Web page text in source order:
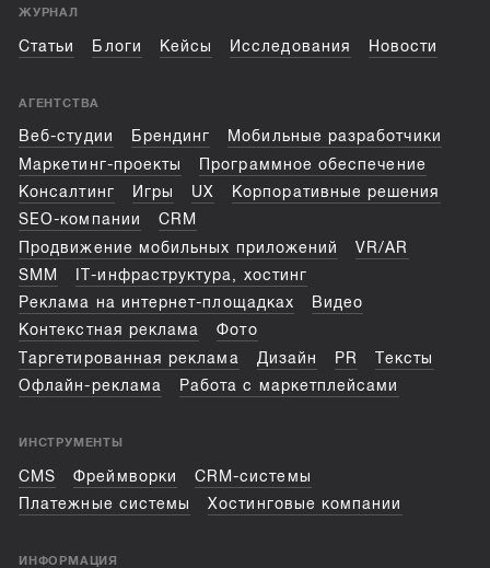
ЖУРНАЛ
Статьи Блоги Кейсы Исследования Новости
АГЕНТСТВА
Веб-студии Брендинг
Мобильные разработчики
Маркетинг-проекты
Программное обеспечение
Консалтинг
Игры UX
Корпоративные решения
SEO-компании
CRM
Продвижение мобильных приложений
VR/AR
SMM
IT-инфраструктура, хостинг
Реклама на интернет-площадках
Видео
Контекстная реклама
Фото
Таргетированная реклама
Дизайн PR
Тексты
Офлайн-реклама
Работа с маркетплейсами
ИНСТРУМЕНТЫ
CMS Фреймворки
CRM-системы
Платежные системы
Хостинговые компании
ИНФОРМАЦИЯ